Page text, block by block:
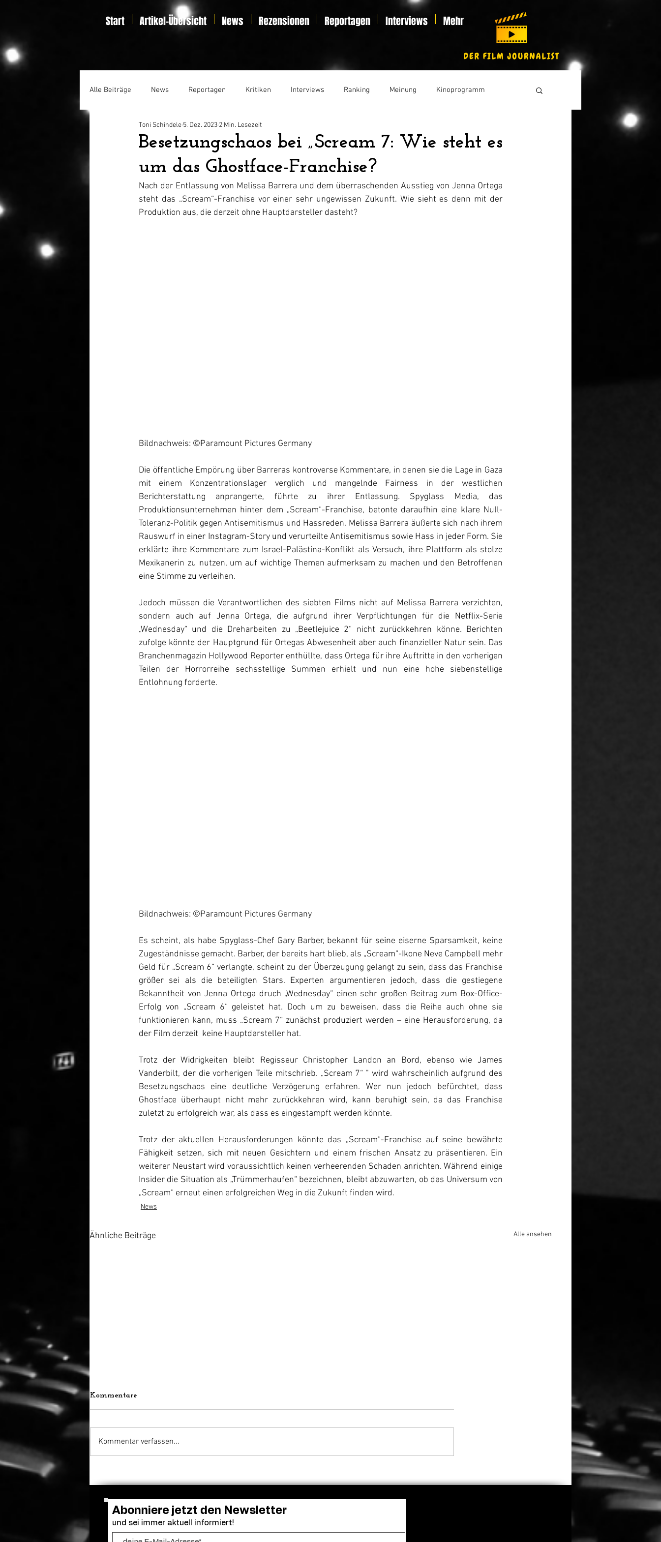
Start Artikel-Übersicht News Rezensionen Reportagen Interviews Mehr
Alle Beiträge News Reportagen Kritiken Interviews Ranking Meinung Kinoprogramm
Home Entertainment Essay
Besetzungschaos bei „Scream 7: Wie steht es
um das Ghostface-Franchise?
Toni Schindele 5. Dez. 2023 2 Min. Lesezeit
Nach der Entlassung von Melissa Barrera und dem überraschenden Ausstieg von Jenna Ortega
steht das „Scream“-Franchise vor einer sehr ungewissen Zukunft. Wie sieht es denn mit der
Produktion aus, die derzeit ohne Hauptdarsteller dasteht?
Bildnachweis: ©Paramount Pictures Germany
Die öffentliche Empörung über Barreras kontroverse Kommentare, in denen sie die Lage in Gaza
mit einem Konzentrationslager verglich und mangelnde Fairness in der westlichen
Berichterstattung anprangerte, führte zu ihrer Entlassung. Spyglass Media, das
Produktionsunternehmen hinter dem „Scream“-Franchise, betonte daraufhin eine klare Null-
Toleranz-Politik gegen Antisemitismus und Hassreden. Melissa Barrera äußerte sich nach ihrem
Rauswurf in einer Instagram-Story und verurteilte Antisemitismus sowie Hass in jeder Form. Sie
erklärte ihre Kommentare zum Israel-Palästina-Konflikt als Versuch, ihre Plattform als stolze
Mexikanerin zu nutzen, um auf wichtige Themen aufmerksam zu machen und den Betroffenen
eine Stimme zu verleihen.
Jedoch müssen die Verantwortlichen des siebten Films nicht auf Melissa Barrera verzichten,
sondern auch auf Jenna Ortega, die aufgrund ihrer Verpflichtungen für die Netflix-Serie
„Wednesday“ und die Dreharbeiten zu „Beetlejuice 2“ nicht zurückkehren könne. Berichten
zufolge könnte der Hauptgrund für Ortegas Abwesenheit aber auch finanzieller Natur sein. Das
Branchenmagazin Hollywood Reporter enthüllte, dass Ortega für ihre Auftritte in den vorherigen
Teilen der Horrorreihe sechsstellige Summen erhielt und nun eine hohe siebenstellige
Entlohnung forderte.
Bildnachweis: ©Paramount Pictures Germany
Es scheint, als habe Spyglass-Chef Gary Barber, bekannt für seine eiserne Sparsamkeit, keine
Zugeständnisse gemacht. Barber, der bereits hart blieb, als „Scream“-Ikone Neve Campbell mehr
Geld für „Scream 6“ verlangte, scheint zu der Überzeugung gelangt zu sein, dass das Franchise
größer sei als die beteiligten Stars. Experten argumentieren jedoch, dass die gestiegene
Bekanntheit von Jenna Ortega druch „Wednesday“ einen sehr großen Beitrag zum Box-Office-
Erfolg von „Scream 6“ geleistet hat. Doch um zu beweisen, dass die Reihe auch ohne sie
funktionieren kann, muss „Scream 7“ zunächst produziert werden – eine Herausforderung, da
der Film derzeit  keine Hauptdarsteller hat.
Trotz der Widrigkeiten bleibt Regisseur Christopher Landon an Bord, ebenso wie James
Vanderbilt, der die vorherigen Teile mitschrieb. „Scream 7“ " wird wahrscheinlich aufgrund des
Besetzungschaos eine deutliche Verzögerung erfahren. Wer nun jedoch befürchtet, dass
Ghostface überhaupt nicht mehr zurückkehren wird, kann beruhigt sein, da das Franchise
zuletzt zu erfolgreich war, als dass es eingestampft werden könnte.
Trotz der aktuellen Herausforderungen könnte das „Scream“-Franchise auf seine bewährte
Fähigkeit setzen, sich mit neuen Gesichtern und einem frischen Ansatz zu präsentieren. Ein
weiterer Neustart wird voraussichtlich keinen verheerenden Schaden anrichten. Während einige
Insider die Situation als „Trümmerhaufen“ bezeichnen, bleibt abzuwarten, ob das Universum von
„Scream“ erneut einen erfolgreichen Weg in die Zukunft finden wird.
News
Ähnliche Beiträge Alle ansehen
Guadagnino mit dem Cartier
Award
die alte Clique: Dreharbeiten
in a Cornfield 2“ erhält
Kommentare
Kommentar verfassen...
Abonniere jetzt den Newsletter
und sei immer aktuell informiert!